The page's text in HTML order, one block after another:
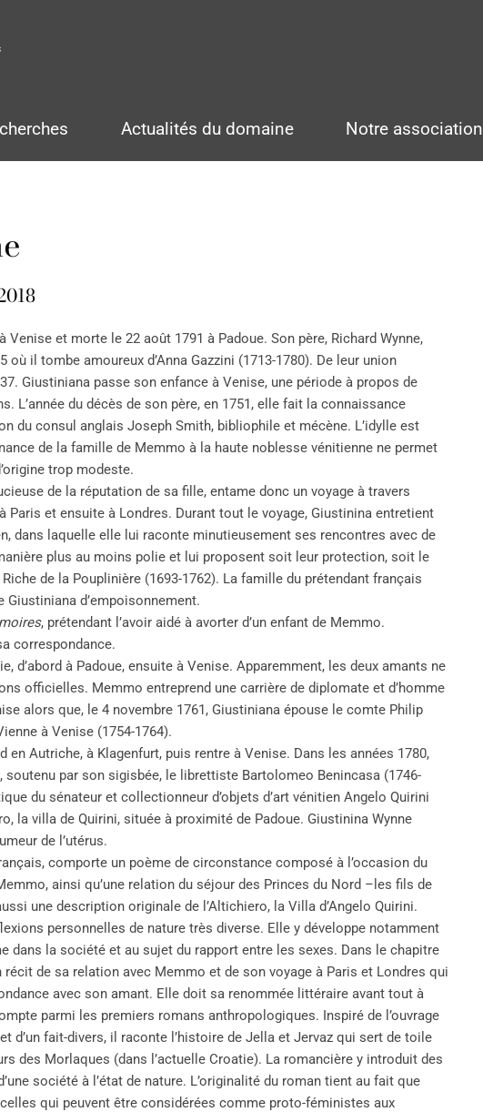
Actualités du domaine Notre association
Venise et morte le 22 août 1791 à Padoue. Son père, Richard Wynne,
où il tombe amoureux d’Anna Gazzini (1713-1780). De leur union
Giustiniana passe son enfance à Venise, une période à propos de
L’année du décès de son père, en 1751, elle fait la connaissance
du consul anglais Joseph Smith, bibliophile et mécène. L’idylle est
de la famille de Memmo à la haute noblesse vénitienne ne permet
trop modeste.
de la réputation de sa fille, entame donc un voyage à travers
Paris et ensuite à Londres. Durant tout le voyage, Giustinina entretient
dans laquelle elle lui raconte minutieusement ses rencontres avec de
plus au moins polie et lui proposent soit leur protection, soit le
de la Pouplinière (1693-1762). La famille du prétendant français
Giustiniana d’empoisonnement.
, prétendant l’avoir aidé à avorter d’un enfant de Memmo.
correspondance.
d’abord à Padoue, ensuite à Venise. Apparemment, les deux amants ne
officielles. Memmo entreprend une carrière de diplomate et d’homme
alors que, le 4 novembre 1761, Giustiniana épouse le comte Philip
à Venise (1754-1764).
en Autriche, à Klagenfurt, puis rentre à Venise. Dans les années 1780,
par son sigisbée, le librettiste Bartolomeo Benincasa (1746-
du sénateur et collectionneur d’objets d’art vénitien Angelo Quirini
la villa de Quirini, située à proximité de Padoue. Giustinina Wynne
de l’utérus.
comporte un poème de circonstance composé à l’occasion du
ainsi qu’une relation du séjour des Princes du Nord –les fils de
une description originale de l’Altichiero, la Villa d’Angelo Quirini.
personnelles de nature très diverse. Elle y développe notamment
dans la société et au sujet du rapport entre les sexes. Dans le chapitre
de sa relation avec Memmo et de son voyage à Paris et Londres qui
avec son amant. Elle doit sa renommée littéraire avant tout à
parmi les premiers romans anthropologiques. Inspiré de l’ouvrage
d’un fait-divers, il raconte l’histoire de Jella et Jervaz qui sert de toile
des Morlaques (dans l’actuelle Croatie). La romancière y introduit des
société à l’état de nature. L’originalité du roman tient au fait que
qui peuvent être considérées comme proto-féministes aux